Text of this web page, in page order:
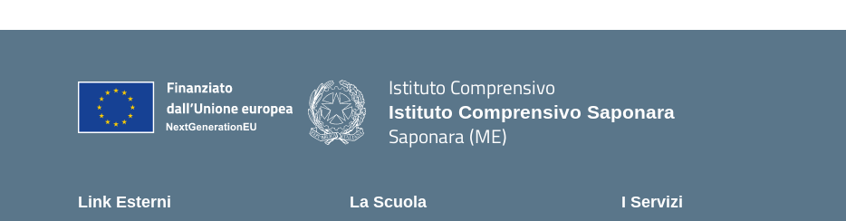
Istituto Comprensivo
Istituto Comprensivo Saponara
Saponara (ME)
Link Esterni La Scuola I Servizi